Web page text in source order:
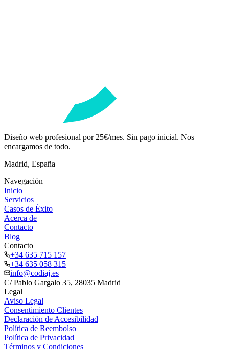
Diseño web profesional por 25€/mes. Sin pago inicial. Nos
encargamos de todo.
Madrid, España
Navegación
Inicio
Servicios
Casos de Éxito
Acerca de
Contacto
Blog
Contacto
+34 635 715 157
+34 635 058 315
info@codiaj.es
C/ Pablo Gargalo 35, 28035 Madrid
Legal
Aviso Legal
Consentimiento Clientes
Declaración de Accesibilidad
Política de Reembolso
Política de Privacidad
Términos y Condiciones